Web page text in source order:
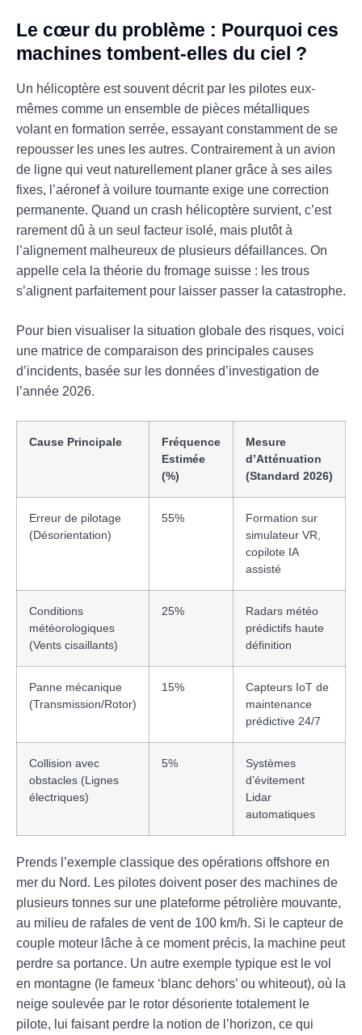
Le cœur du problème : Pourquoi ces
machines tombent-elles du ciel ?
Un hélicoptère est souvent décrit par les pilotes eux-
mêmes comme un ensemble de pièces métalliques
volant en formation serrée, essayant constamment de se
repousser les unes les autres. Contrairement à un avion
de ligne qui veut naturellement planer grâce à ses ailes
fixes, l’aéronef à voilure tournante exige une correction
permanente. Quand un crash hélicoptère survient, c’est
rarement dû à un seul facteur isolé, mais plutôt à
l’alignement malheureux de plusieurs défaillances. On
appelle cela la théorie du fromage suisse : les trous
s’alignent parfaitement pour laisser passer la catastrophe.
Pour bien visualiser la situation globale des risques, voici
une matrice de comparaison des principales causes
d’incidents, basée sur les données d’investigation de
l’année 2026.
Cause Principale
Fréquence
Estimée
(%)
Mesure
d’Atténuation
(Standard 2026)
Erreur de pilotage
(Désorientation)
55%
Formation sur
simulateur VR,
copilote IA
assisté
Conditions
météorologiques
(Vents cisaillants)
25%
Radars météo
prédictifs haute
définition
Panne mécanique
(Transmission/Rotor)
15%
Capteurs IoT de
maintenance
prédictive 24/7
Collision avec
obstacles (Lignes
électriques)
5%
Systèmes
d’évitement
Lidar
automatiques
Prends l’exemple classique des opérations offshore en
mer du Nord. Les pilotes doivent poser des machines de
plusieurs tonnes sur une plateforme pétrolière mouvante,
au milieu de rafales de vent de 100 km/h. Si le capteur de
couple moteur lâche à ce moment précis, la machine peut
perdre sa portance. Un autre exemple typique est le vol
en montagne (le fameux ‘blanc dehors’ ou whiteout), où la
neige soulevée par le rotor désoriente totalement le
pilote, lui faisant perdre la notion de l’horizon, ce qui